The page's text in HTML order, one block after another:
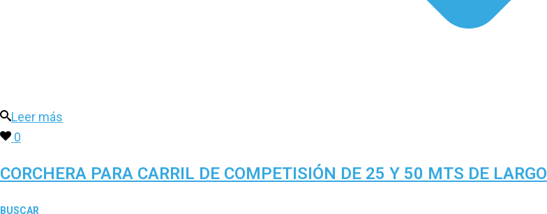
Leer más
0
CORCHERA PARA CARRIL DE COMPETISIÓN DE 25 Y 50 MTS DE LARGO
BUSCAR